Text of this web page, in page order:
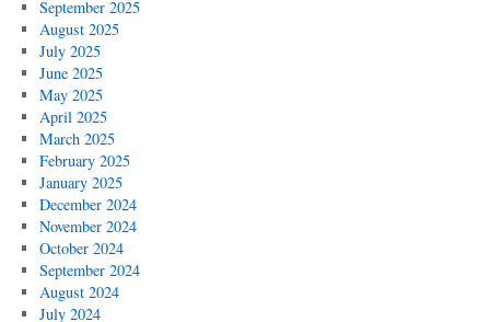
September 2025
August 2025
July 2025
June 2025
May 2025
April 2025
March 2025
February 2025
January 2025
December 2024
November 2024
October 2024
September 2024
August 2024
July 2024